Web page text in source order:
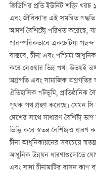
জিডিপির প্রতি ইউনিট শক্তি খরচ
এবং জীবিকা’র এই সমন্বিত
আদর্শ বৈশিষ্ট্যে পরিণত করেছে,
পারস্পরিকভাবে একচেটিয়া
বাস্তবে, চীনা এবং পশ্চিমা
করে নেওয়ার ভিন্ন পথ। উভয়ই
অগ্রগতি এবং সামাজিক
ঐতিহাসিক পটভূমি, প্রাতিষ্ঠানিক
পৃথক পথ গ্রহণ করেছে। যেমন সি
দেশের সাথে সাধারণ বৈশিষ্ট্য
ভিত্তি করে স্বতন্ত্র বৈশিষ্ট্যও ধারণ
চীনা আধুনিকায়নের সবচেয়ে
আধুনিক উন্নয়ন ধারণাগুলোতে
এবং সাদা চীনামাটির বাসন কাপ